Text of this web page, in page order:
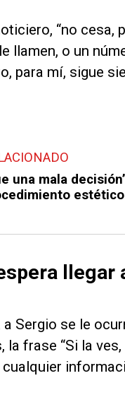
“no cesa,
llamen, o un
para mí, sigue
una mala
llegar
a Sergio se le
la frase “Si la